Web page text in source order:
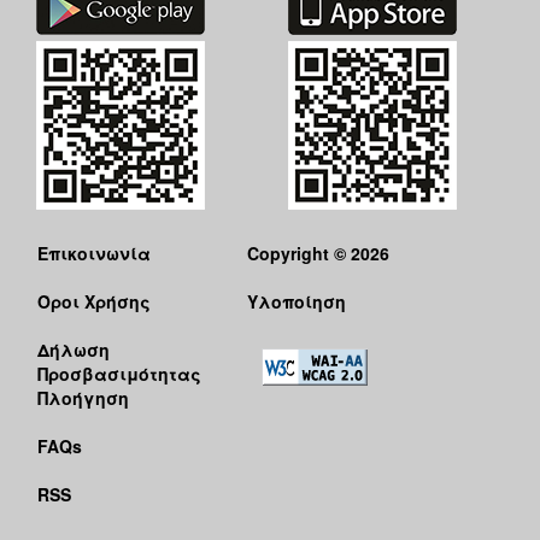
ΤΟΠΟΣ
ΔΗΜΟΣ
ΠΟΛΙΤΙΣΜΟΣ
Επικοινωνία
Όροι Χρήσης
Δήλωση
Προσβασιμότητας
Πλοήγηση
FAQs
RSS
Copyright © 2026
Υλοποίηση